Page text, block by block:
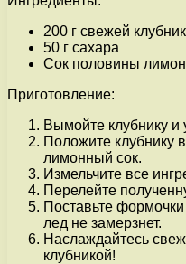
200 г свежей
50 г сахара
Сок половины
Приготовление:
Вымойте клубнику и
Положите клубнику
лимонный сок.
Измельчите все
Перелейте
Поставьте
лед не замерзнет.
Наслаждайтесь
клубникой!